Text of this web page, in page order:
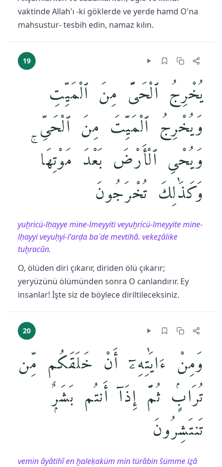
vaktinde Allah'ı -ki göklerde ve yerde hamd O'na
mahsustur- tesbih edin, namaz kılın.
19
يُخْرِجُ ٱلْحَىَّ مِنَ ٱلْمَيِّتِ
وَيُخْرِجُ ٱلْمَيِّتَ مِنَ ٱلْحَىِّ
وَيُحْىِ ٱلْأَرْضَ بَعْدَ مَوْتِهَا ۚ
وَكَذَٰلِكَ تُخْرَجُونَ
yuḫricü-lḥayye mine-lmeyyiti veyuḫricü-lmeyyite mine-
lḥayyi veyuḥyi-l'arḍa ba`de mevtihâ. vekeẕâlike
tuḫracûn.
O, ölüden diri çıkarır, diriden ölü çıkarır;
yeryüzünü ölümünden sonra O canlandırır. Ey
insanlar! İşte siz de böylece diriltileceksiniz.
20
وَمِنْ ءَايَٰتِهِۦٓ أَنْ خَلَقَكُم مِّن
تُرَابٍۢ ثُمَّ إِذَآ أَنتُم بَشَرٌۭ
تَنتَشِرُونَ
vemin âyâtihî en ḫaleḳaküm min türâbin ŝümme iẕâ